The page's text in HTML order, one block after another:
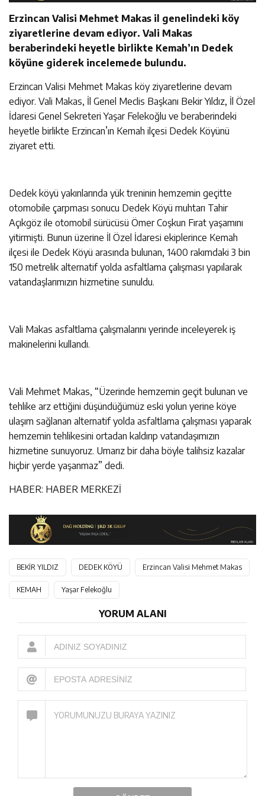
Erzincan Valisi Mehmet Makas il genelindeki köy
ziyaretlerine devam ediyor. Vali Makas
beraberindeki heyetle birlikte Kemah’ın Dedek
köyüne giderek incelemede bulundu.
Erzincan Valisi Mehmet Makas köy ziyaretlerine devam
ediyor. Vali Makas, İl Genel Meclis Başkanı Bekir Yıldız, İl Özel
İdaresi Genel Sekreteri Yaşar Felekoğlu ve beraberindeki
heyetle birlikte Erzincan’ın Kemah ilçesi Dedek Köyünü
ziyaret etti.
Dedek köyü yakınlarında yük treninin hemzemin geçitte
otomobile çarpması sonucu Dedek Köyü muhtarı Tahir
Açıkgöz ile otomobil sürücüsü Ömer Coşkun Fırat yaşamını
yitirmişti. Bunun üzerine İl Özel İdaresi ekiplerince Kemah
ilçesi ile Dedek Köyü arasında bulunan, 1400 rakımdaki 3 bin
150 metrelik alternatif yolda asfaltlama çalışması yapılarak
vatandaşlarımızın hizmetine sunuldu.
Vali Makas asfaltlama çalışmalarını yerinde inceleyerek iş
makinelerini kullandı.
Vali Mehmet Makas, “Üzerinde hemzemin geçit bulunan ve
tehlike arz ettiğini düşündüğümüz eski yolun yerine köye
ulaşım sağlanan alternatif yolda asfaltlama çalışması yaparak
hemzemin tehlikesini ortadan kaldırıp vatandaşımızın
hizmetine sunuyoruz. Umarız bir daha böyle talihsiz kazalar
hiçbir yerde yaşanmaz” dedi.
HABER: HABER MERKEZİ
BEKİR YILDIZ DEDEK KÖYÜ Erzincan Valisi Mehmet Makas
KEMAH Yaşar Felekoğlu
YORUM ALANI